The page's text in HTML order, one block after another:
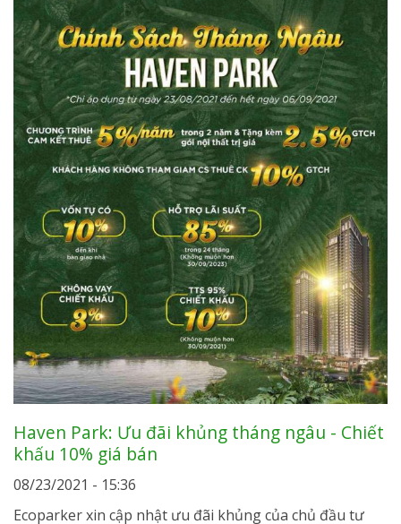
Haven Park: Ưu đãi khủng tháng ngâu - Chiết
khấu 10% giá bán
08/23/2021 - 15:36
Ecoparker xin cập nhật ưu đãi khủng của chủ đầu tư